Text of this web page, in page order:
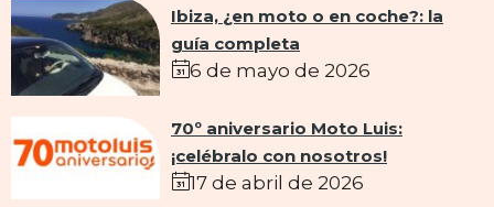
Ibiza, ¿en moto o en coche?: la
guía completa
6 de mayo de 2026
70º aniversario Moto Luis:
¡celébralo con nosotros!
17 de abril de 2026